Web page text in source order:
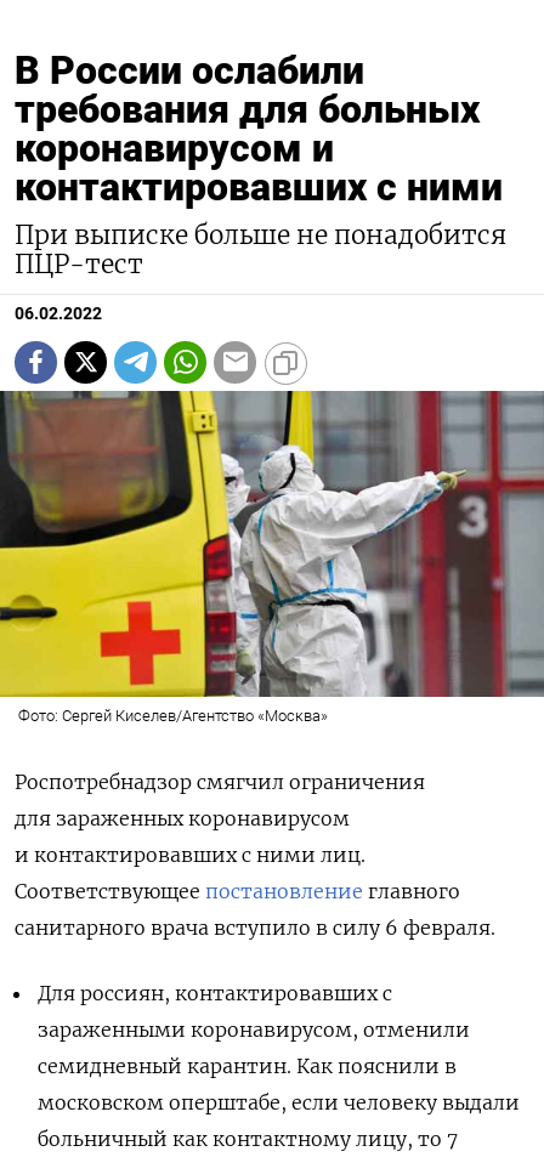
В России ослабили
требования для больных
коронавирусом и
контактировавших с ними
При выписке больше не понадобится
ПЦР-тест
06.02.2022
Фото: Сергей Киселев/Агентство «Москва»
Роспотребнадзор смягчил ограничения
для зараженных коронавирусом
и контактировавших с ними лиц.
Соответствующее постановление главного
санитарного врача вступило в силу 6 февраля.
Для россиян, контактировавших с
зараженными коронавирусом, отменили
семидневный карантин. Как пояснили в
московском оперштабе, если человеку выдали
больничный как контактному лицу, то 7